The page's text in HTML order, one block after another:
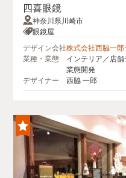
四喜眼鏡
神奈川県川崎市
眼鏡屋
デザイン会社株式会社西脇一
業種・業態
インテリア／店
業態開発
デザイナー
西脇 一郎